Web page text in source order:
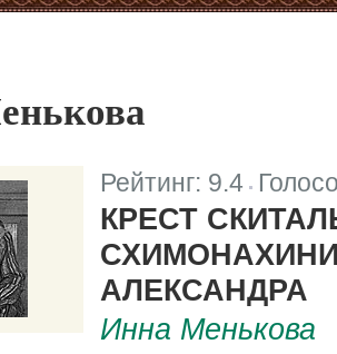
Рейтинг: 9.4
КРЕСТ
АЛЕКСАНДРА
Инна Менькова